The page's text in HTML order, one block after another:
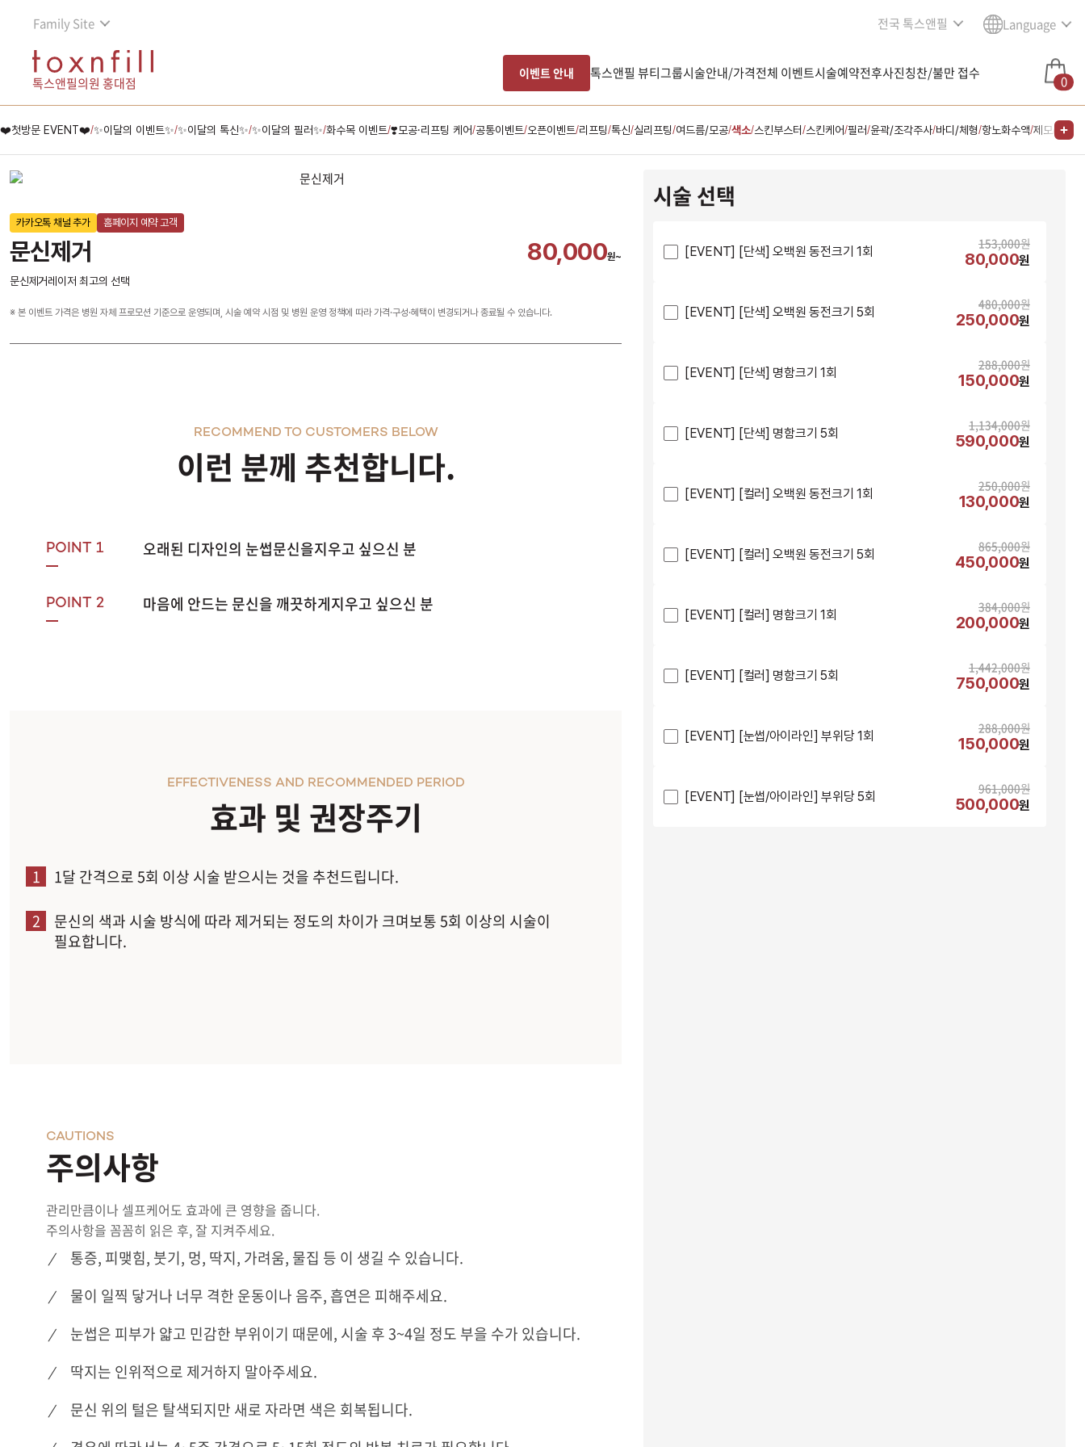
Family Site 전국 톡스앤필 Language
톡스앤필의원 홍대점
이벤트 안내 톡스앤필 뷰티그룹시술안내/가격전체 이벤트시술예약전후사진칭찬/불만 접수 0
❤️첫방문 EVENT❤️/✨이달의 이벤트✨/✨이달의 톡신✨/✨이달의 필러✨/화수목 이벤트/❣️모공·리프팅 케어/공통이벤트/오픈이벤트/리프팅/톡신/실리프팅/여드름/모공/색소/스킨부스터 /스킨케어/필러/윤곽/조각주사/바디/체형/항노화수액/제모/ 다이
카카오톡 채널 추가 홈페이지 예약 고객
문신제거 80,000원~
문신제거레이저 최고의 선택
※ 본 이벤트 가격은 병원 자체 프로모션 기준으로 운영되며, 시술 예약 시점 및 병원 운영 정책에 따라 가격·구성·혜택이 변경되거나 종료될 수 있습니다.
시술 선택
[EVENT] [단색] 오백원 동전크기 1회 153,000원
80,000원
[EVENT] [단색] 오백원 동전크기 5회 480,000원
250,000원
[EVENT] [단색] 명함크기 1회 288,000원
150,000원
[EVENT] [단색] 명함크기 5회 1,134,000원
590,000원
[EVENT] [컬러] 오백원 동전크기 1회 250,000원
130,000원
[EVENT] [컬러] 오백원 동전크기 5회 865,000원
450,000원
[EVENT] [컬러] 명함크기 1회 384,000원
200,000원
[EVENT] [컬러] 명함크기 5회 1,442,000원
750,000원
[EVENT] [눈썹/아이라인] 부위당 1회 288,000원
150,000원
[EVENT] [눈썹/아이라인] 부위당 5회 961,000원
500,000원
이런 분께 추천합니다.
RECOMMEND TO CUSTOMERS BELOW
POINT 1 오래된 디자인의 눈썹문신을지우고 싶으신 분
POINT 2 마음에 안드는 문신을 깨끗하게지우고 싶으신 분
효과 및 권장주기
EFFECTIVENESS AND RECOMMENDED PERIOD
1 1달 간격으로 5회 이상 시술 받으시는 것을 추천드립니다.
2
문신의 색과 시술 방식에 따라 제거되는 정도의 차이가 크며보통 5회 이상의 시술이
필요합니다.
주의사항
CAUTIONS
관리만큼이나 셀프케어도 효과에 큰 영향을 줍니다.
주의사항을 꼼꼼히 읽은 후, 잘 지켜주세요.
통증, 피맺힘, 붓기, 멍, 딱지, 가려움, 물집 등 이 생길 수 있습니다.
물이 일찍 닿거나 너무 격한 운동이나 음주, 흡연은 피해주세요.
눈썹은 피부가 얇고 민감한 부위이기 때문에, 시술 후 3~4일 정도 부을 수가 있습니다.
딱지는 인위적으로 제거하지 말아주세요.
문신 위의 털은 탈색되지만 새로 자라면 색은 회복됩니다.